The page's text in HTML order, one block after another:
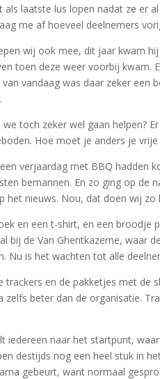
als laatste lus lopen nadat ze
me af hoeveel deelnemers
wij ook mee, dit jaar kwam
toen deze weer voorbij
vandaag was daar zeker
toch zeker wel gaan helpen?
Hoe moet je anders je
verjaardag met BBQ
bemannen. En zo ging op
nieuws. Nou, dat doen wij zo
en een t-shirt, en een
bij de Van Ghentkazerne,
Nu is het wachten tot alle
en de pakketjes met de
beter dan de organisatie.
iedereen naar het startpunt,
destijds nog een heel stuk in
gebeurt, want normaal